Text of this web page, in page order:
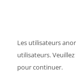
Les utilisateurs
utilisateurs.
pour continuer.